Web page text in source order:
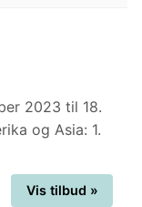
2023 til 18.
og Asia: 1.
Vis tilbud »